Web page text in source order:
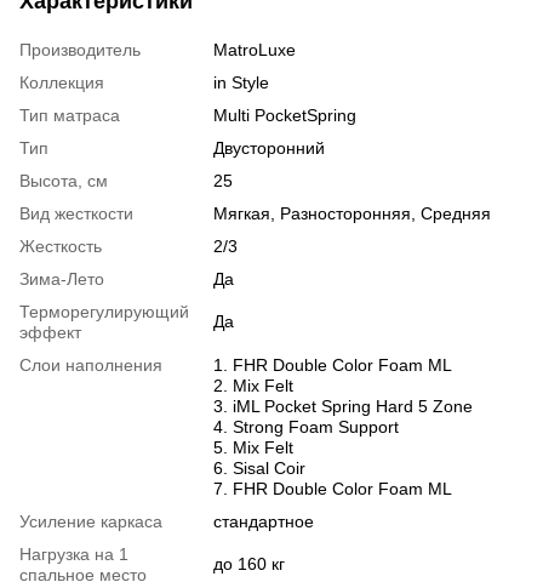
Производитель
MatroLuxe
Коллекция
in Style
Тип матраса
Multi PocketSpring
Тип
Двусторонний
Высота, см
25
Вид жесткости
Мягкая, Разносторонняя, Средняя
Жесткость
2/3
Зима-Лето
Да
Терморегулирующий
эффект
Да
Слои наполнения
1. FHR Double Color Foam ML
2. Mix Felt
3. iML Pocket Spring Hard 5 Zone
4. Strong Foam Support
5. Mix Felt
6. Sisal Coir
7. FHR Double Color Foam ML
Усиление каркаса
стандартное
Нагрузка на 1
спальное место
до 160 кг